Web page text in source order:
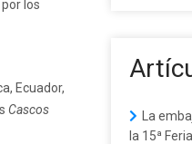
los
Ecuador,
Cascos
La
la 15ª